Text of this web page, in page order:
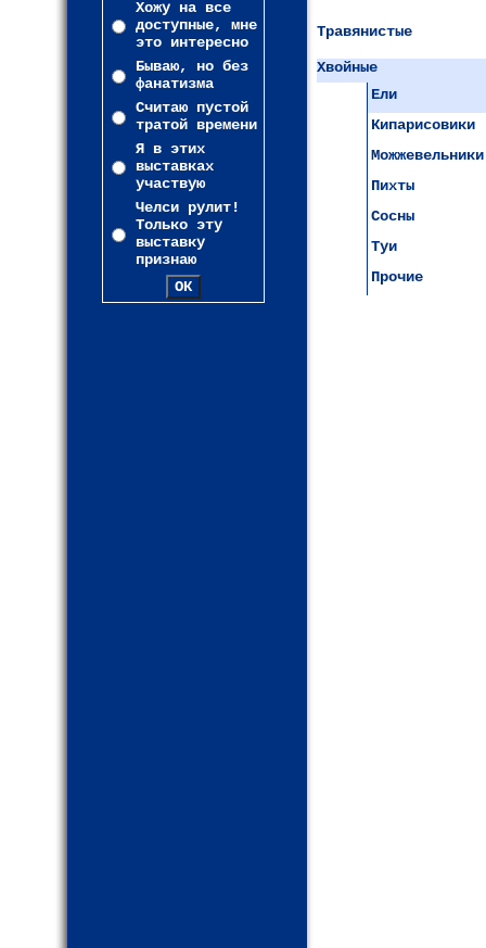
Хожу на все
доступные, мне
это интересно
Бываю, но без
фанатизма
Считаю пустой
тратой времени
Я в этих
выставках
участвую
Челси рулит!
Только эту
выставку
признаю
Травянистые
Хвойные
Ели
Кипарисовики
Можжевельники
Пихты
Сосны
Туи
Прочие